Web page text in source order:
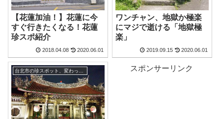
【花蓮加油！】花蓮に今
すぐ行きたくなる！花蓮
珍スポ紹介
2018.04.08 2020.06.01
ワンチャン、地獄か極楽
にマジで逝ける「地獄極
楽」
2019.09.15 2020.06.01
スポンサーリンク